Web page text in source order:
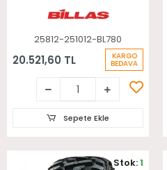
25812-251012-BL780
20.521,60 TL KARGO
BEDAVA
Sepete Ekle
Stok:1